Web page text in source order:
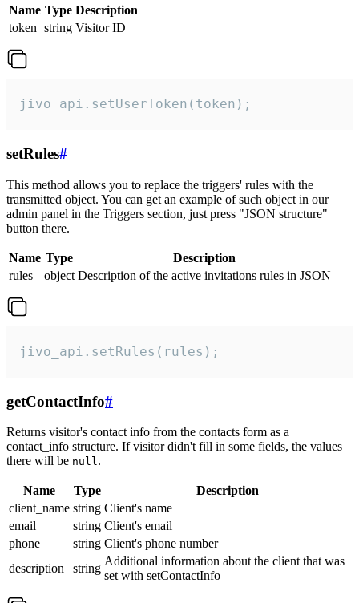
Name Type Description
token string Visitor ID
jivo_api.setUserToken(token);
setRules#
This method allows you to replace the triggers' rules with the
transmitted object. You can get an example of such object in our
admin panel in the Triggers section, just press "JSON structure"
button there.
Name Type
Description
rules
object Description of the active invitations rules in JSON
jivo_api.setRules(rules);
getContactInfo#
Returns visitor's contact info from the contacts form as a
contact_info structure. If visitor didn't fill in some fields, the values
there will be null.
Name Type
Description
client_name string Client's name
email
string Client's email
phone
string Client's phone number
description
string
Additional information about the client that was
set with setContactInfo